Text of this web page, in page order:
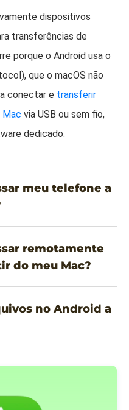
dispositivos
transferências de
porque o Android usa o
que o macOS não
conectar e transferir
Mac via USB ou sem fio,
dedicado.
meu telefone a
remotamente
do meu Mac?
no Android a